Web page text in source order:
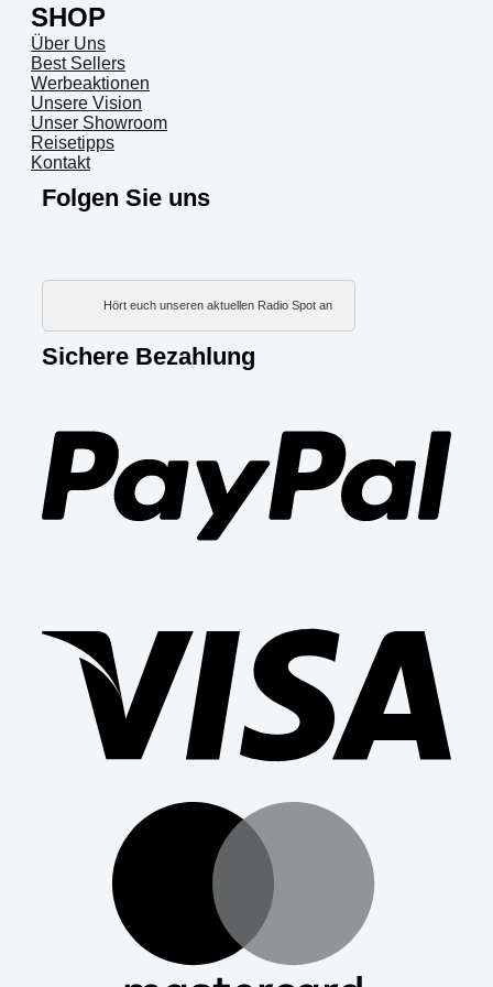
SHOP
Über Uns
Best Sellers
Werbeaktionen
Unsere Vision
Unser Showroom
Reisetipps
Kontakt
Folgen Sie uns
Hört euch unseren aktuellen Radio Spot an
Sichere Bezahlung